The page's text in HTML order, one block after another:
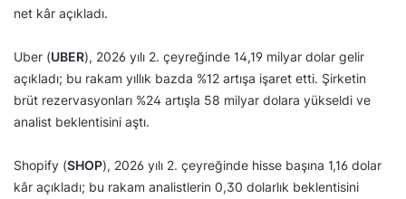
net kâr açıkladı.
Uber (UBER), 2026 yılı 2. çeyreğinde 14,19 milyar dolar gelir
açıkladı; bu rakam yıllık bazda %12 artışa işaret etti. Şirketin
brüt rezervasyonları %24 artışla 58 milyar dolara yükseldi ve
analist beklentisini aştı.
Shopify (SHOP), 2026 yılı 2. çeyreğinde hisse başına 1,16 dolar
kâr açıkladı; bu rakam analistlerin 0,30 dolarlık beklentisini